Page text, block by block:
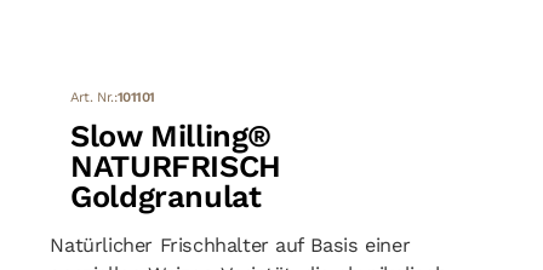
Art. Nr.:101101
Slow Milling®
NATURFRISCH
Goldgranulat
Natürlicher Frischhalter auf Basis einer